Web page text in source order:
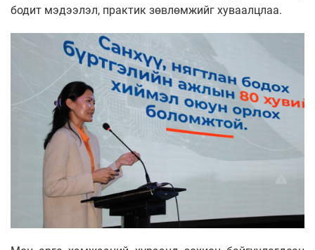
бодит мэдээлэл, практик зөвлөмжийг хуваалцлаа.